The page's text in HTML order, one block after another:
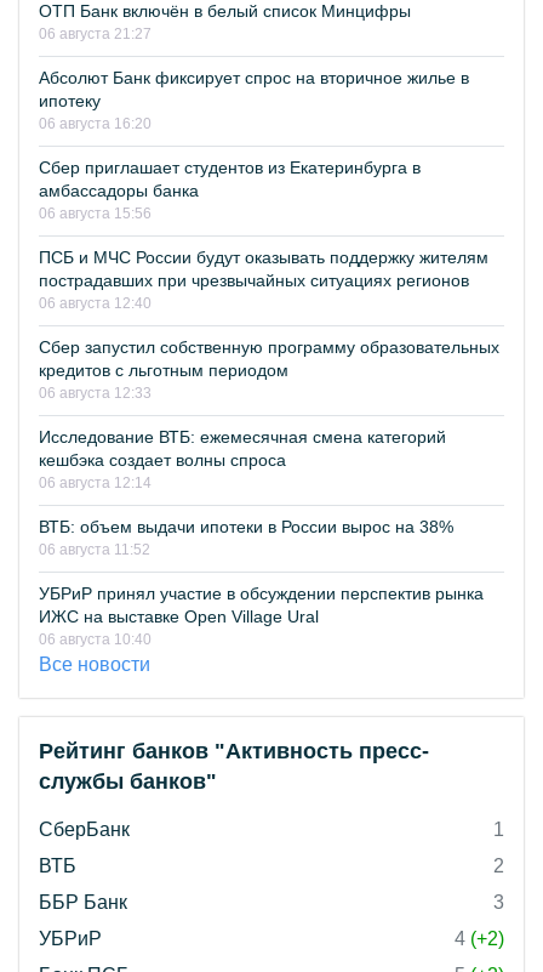
ОТП Банк включён в белый список Минцифры
06 августа 21:27
Абсолют Банк фиксирует спрос на вторичное жилье в
ипотеку
06 августа 16:20
Сбер приглашает студентов из Екатеринбурга в
амбассадоры банка
06 августа 15:56
ПСБ и МЧС России будут оказывать поддержку жителям
пострадавших при чрезвычайных ситуациях регионов
06 августа 12:40
Сбер запустил собственную программу образовательных
кредитов с льготным периодом
06 августа 12:33
Исследование ВТБ: ежемесячная смена категорий
кешбэка создает волны спроса
06 августа 12:14
ВТБ: объем выдачи ипотеки в России вырос на 38%
06 августа 11:52
УБРиР принял участие в обсуждении перспектив рынка
ИЖС на выставке Open Village Ural
06 августа 10:40
Все новости
Рейтинг банков "Активность пресс-
службы банков"
СберБанк
1
ВТБ
2
ББР Банк
3
УБРиР
4 (+2)